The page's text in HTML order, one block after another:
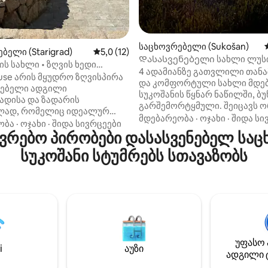
(Starigrad) საშუალო შეფასებაა 5‑დან 5,0, 12
5,0 (12)
სახლი • ზღვის ხედი
არის მყუდრო ზღვისპირა
ადგილი
და ზადარის
რომელიც იდეალურ
პირად სივრცესა და
მდებარეობას შორის.
და ზეთისხილის
ქვის სახლი გიწვევთ,
ხედის თანხლებით და
დღეები სრული სიმშვიდეში,
და ხმაურისგან
· ოჯახი · შიდა სივრცეები
საცხოვრებელი (Sukošan)
Დასასვენებელი სახლი
4 ადამიანზე გათვლილი
და კომფორტული სახლი
სუკოშანის წყნარ ნაწილში,
გარშემორტყმული. შეიცავს
საძინებელს ორმაგი
სააბაზანოს საშხაპით,
ტუალეტს, სამზარეულოს,
ოთახს და მისაღებ ოთახს
დივნით. მისაღები ოთახიდან
ტელევიზორი, კონდიციონერი,
პარკინგის ადგილი. Სახლი 1,5
პლაჟიდან, ხოლო ცენტრში 15
მარტივად მიხვალთ.
საცხოვრებელი და
მდებარეობა · ოჯახი · შიდა
პირობები დასასვენებელ
სუკოშანი სტუმრებს სთავაზობს
აუზი
უფასო
ადგილი